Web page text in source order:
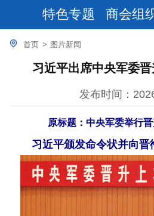
特色专题 商会组
首页 > 图片新闻
习近平出席中央军委
发布时间：
原标题：中央军委举行
习近平颁发命令状并向